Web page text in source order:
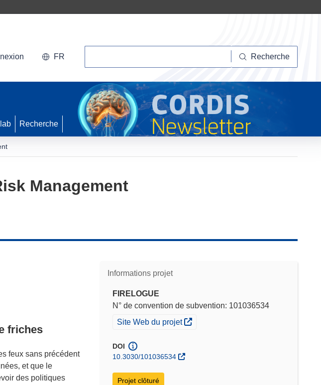
FR Recherche
Recherche
Management
Informations projet
FIRELOGUE
N° de convention de subvention: 101036534
(s’ouvre dans une nouvelle fenêtre)
Site Web du projet
DOI
10.3030/101036534
Projet clôturé
friches
feux sans précédent
et que le
des politiques